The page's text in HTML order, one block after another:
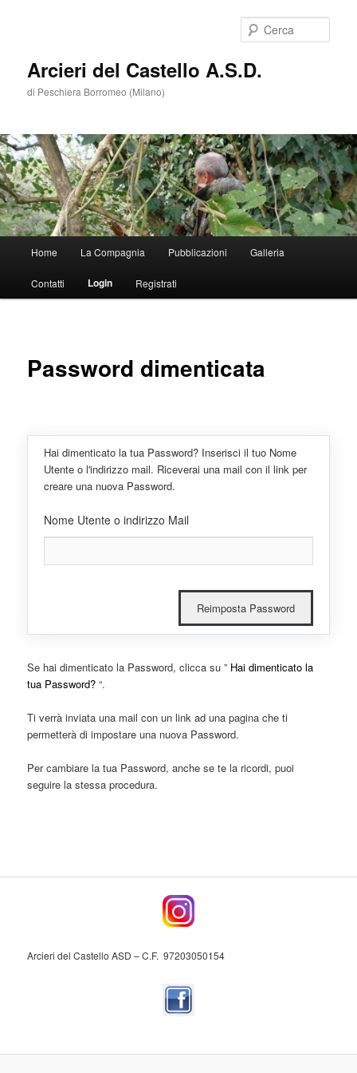
Arcieri del Castello A.S.D.
di Peschiera Borromeo (Milano)
principale
Vai
al
Home La Compagnia Pubblicazioni Galleria
Contatti Login Registrati
Password dimenticata
Hai dimenticato la tua Password? Inserisci il tuo Nome
Utente o l'indirizzo mail. Riceverai una mail con il link per
creare una nuova Password.
Nome Utente o indirizzo Mail
Se hai dimenticato la Password, clicca su ” Hai dimenticato la
tua Password? “.
Ti verrà inviata una mail con un link ad una pagina che ti
permetterà di impostare una nuova Password.
Per cambiare la tua Password, anche se te la ricordi, puoi
seguire la stessa procedura.
Arcieri del Castello ASD – C.F. 97203050154